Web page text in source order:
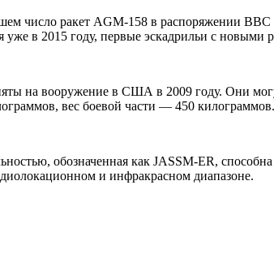
число ракет AGM-158 в распоряжении
уже в 2015 году, первые эскадрильи с новыми
на вооружение в США в 2009 году. Они
вес боевой части — 450
обозначенная как JASSM-ER,
и инфракрасном диапазоне.